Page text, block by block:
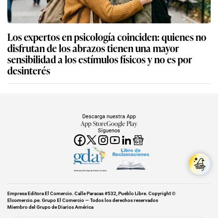
Los expertos en psicología coinciden: quienes no
disfrutan de los abrazos tienen una mayor
sensibilidad a los estímulos físicos y no es por
desinterés
Síguenos
Descarga nuestra App
App StoreGoogle Play
Miembro del Grupo de Diarios América
Empresa Editora El Comercio. Calle Paracas #532, Pueblo Libre. Copyright ©
Elcomercio.pe. Grupo El Comercio — Todos los derechos reservados
Miembro del Grupo de Diarios América